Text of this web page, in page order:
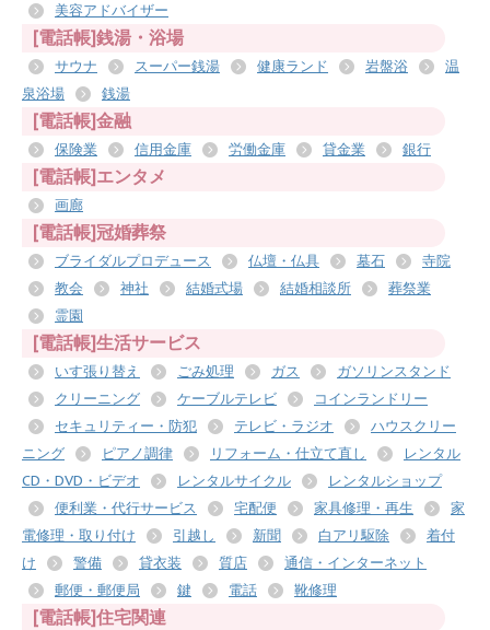
美容アドバイザー
[電話帳]銭湯・浴場
サウナ スーパー銭湯 健康ランド 岩盤浴
温
泉浴場
銭湯
[電話帳]金融
保険業 信用金庫 労働金庫 貸金業 銀行
[電話帳]エンタメ
画廊
[電話帳]冠婚葬祭
ブライダルプロデュース 仏壇・仏具 墓石
寺院
教会
神社 結婚式場 結婚相談所
葬祭業
霊園
[電話帳]生活サービス
いす張り替え ごみ処理 ガス
ガソリンスタンド
クリーニング
ケーブルテレビ
コインランドリー
セキュリティー・防犯
テレビ・ラジオ
ハウスクリー
ニング
ピアノ調律 リフォーム・仕立て直し
レンタル
CD・DVD・ビデオ
レンタルサイクル
レンタルショップ
便利業・代行サービス
宅配便 家具修理・再生
家
電修理・取り付け
引越し 新聞 白アリ駆除
着付
け
警備 貸衣装 質店
通信・インターネット
郵便・郵便局
鍵 電話 靴修理
[電話帳]住宅関連